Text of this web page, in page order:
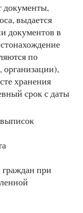
документы,
выдается
документов в
по
хранения
срок с даты
при